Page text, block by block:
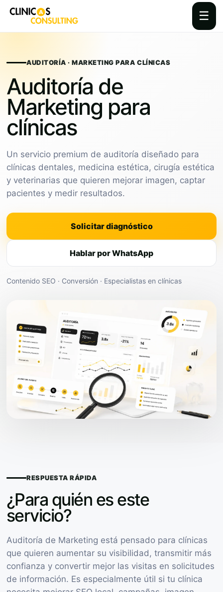
☰
contentAUDITORÍA · MARKETING PARA CLÍNICAS
Auditoría de
Marketing para
clínicas
Un servicio premium de auditoría diseñado para
clínicas dentales, medicina estética, cirugía estética
y veterinarias que quieren mejorar imagen, captar
pacientes y medir resultados.
Solicitar diagnóstico
Hablar por WhatsApp
Contenido SEO · Conversión · Especialistas en clínicas
RESPUESTA RÁPIDA
¿Para quién es este
servicio?
Auditoría de Marketing está pensado para clínicas
que quieren aumentar su visibilidad, transmitir más
confianza y convertir mejor las visitas en solicitudes
de información. Es especialmente útil si tu clínica